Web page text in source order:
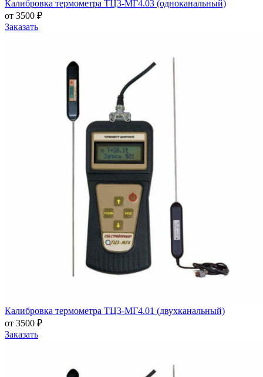
Калибровка термометра ТЦ3-МГ4.03 (одноканальный)
от 3500 ₽
Заказать
Калибровка термометра ТЦ3-МГ4.01 (двухканальный)
от 3500 ₽
Заказать